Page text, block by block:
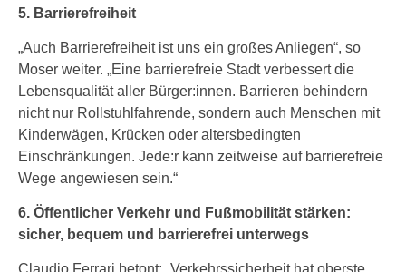
5. Barrierefreiheit
„Auch Barrierefreiheit ist uns ein großes Anliegen“, so
Moser weiter. „Eine barrierefreie Stadt verbessert die
Lebensqualität aller Bürger:innen. Barrieren behindern
nicht nur Rollstuhlfahrende, sondern auch Menschen mit
Kinderwägen, Krücken oder altersbedingten
Einschränkungen. Jede:r kann zeitweise auf barrierefreie
Wege angewiesen sein.“
6. Öffentlicher Verkehr und Fußmobilität stärken:
sicher, bequem und barrierefrei unterwegs
Claudio Ferrari betont: „Verkehrssicherheit hat oberste